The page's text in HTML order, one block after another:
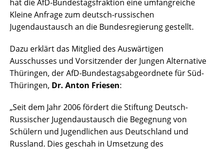
hat die AfD-Bundestagsfraktion eine umfangreiche
Kleine Anfrage zum deutsch-russischen
Jugendaustausch an die Bundesregierung gestellt.
Dazu erklärt das Mitglied des Auswärtigen
Ausschusses und Vorsitzender der Jungen Alternative
Thüringen, der AfD-Bundestagsabgeordnete für Süd-
Thüringen, Dr. Anton Friesen:
„Seit dem Jahr 2006 fördert die Stiftung Deutsch-
Russischer Jugendaustausch die Begegnung von
Schülern und Jugendlichen aus Deutschland und
Russland. Dies geschah in Umsetzung des